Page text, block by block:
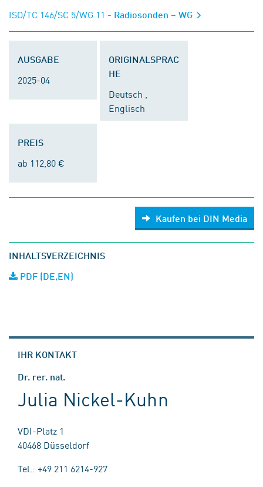
ISO/TC 146/SC 5/WG 11 - Radiosonden – WG
AUSGABE
2025-04
ORIGINALSPRAC
HE
Deutsch ,
Englisch
PREIS
ab 112,80 €
Kaufen bei DIN Media
INHALTSVERZEICHNIS
PDF (DE,EN)
IHR KONTAKT
Dr. rer. nat.
Julia Nickel-Kuhn
VDI-Platz 1
40468 Düsseldorf
Tel.: +49 211 6214-927